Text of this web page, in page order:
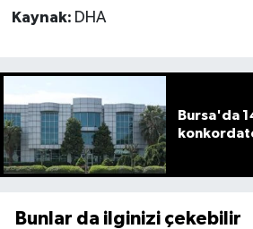
Kaynak: DHA
Bursa'da
Bunlar da ilginizi çekebilir